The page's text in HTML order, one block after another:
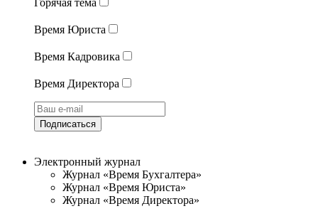
Время Юриста
Время Кадровика
Время Директора
Подписаться
Электронный журнал
Журнал «Время Бухгалтера»
Журнал «Время Юриста»
Журнал «Время Директора»